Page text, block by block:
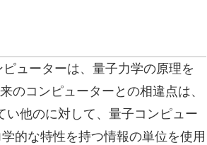
ューターは、量子力学の原理を
のコンピューターとの相違点は、
他のに対して、量子コンピュー
的な特性を持つ情報の単位を使用